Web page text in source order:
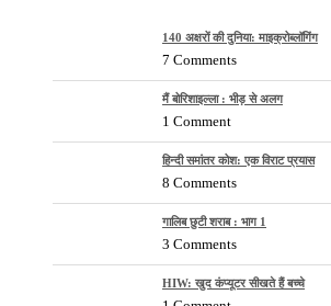
140 अक्षरों की दुनिया: माइक्रोब्लॉगिंग
7 Comments
मैं बोरिशाइल्ला : भीड़ से अलग
1 Comment
हिन्दी समांतर कोश: एक विराट प्रयास
8 Comments
गालिब छुटी शराब : भाग 1
3 Comments
HIW: खुद कंप्यूटर सीखते हैं बच्चे